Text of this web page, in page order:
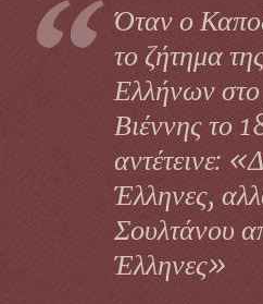
Όταν ο
το ζήτημα
Ελλήνων στο
Βιέννης το
αντέτεινε:
Έλληνες,
Σουλτάνου
Έλληνες»